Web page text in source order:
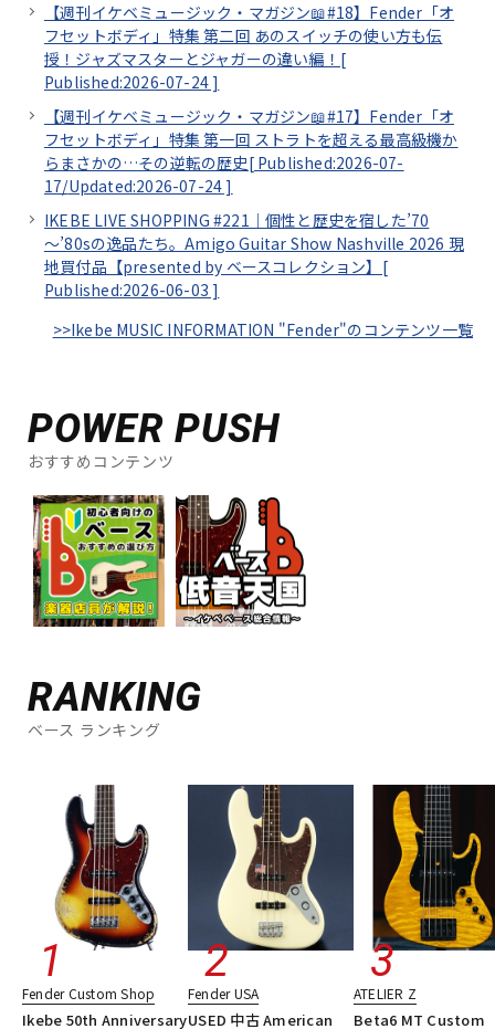
【週刊イケベミュージック・マガジン📖#18】Fender「オ
フセットボディ」特集 第二回 あのスイッチの使い方も伝
授！ジャズマスターとジャガーの違い編！[
Published:2026-07-24 ]
【週刊イケベミュージック・マガジン📖#17】Fender「オ
フセットボディ」特集 第一回 ストラトを超える最高級機か
らまさかの…その逆転の歴史[ Published:2026-07-
17/Updated:2026-07-24 ]
IKEBE LIVE SHOPPING #221｜個性と歴史を宿した’70
～’80sの逸品たち。Amigo Guitar Show Nashville 2026 現
地買付品【presented by ベースコレクション】[
Published:2026-06-03 ]
>>Ikebe MUSIC INFORMATION "Fender"のコンテンツ一覧
POWER PUSH
おすすめコンテンツ
RANKING
ベース ランキング
Fender Custom Shop
Ikebe 50th Anniversary
Fender USA
USED 中古 American
ATELIER Z
Beta6 MT Custom